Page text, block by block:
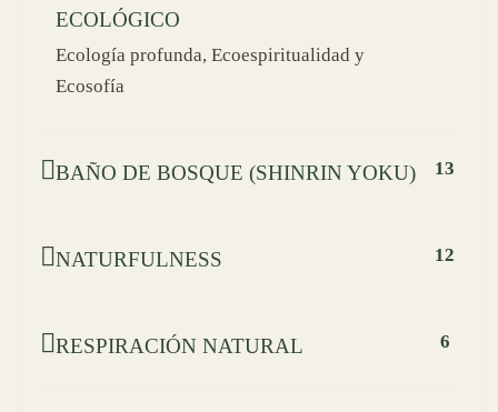
ECOLÓGICO
Ecología profunda, Ecoespiritualidad y
Ecosofía
BAÑO DE BOSQUE (SHINRIN YOKU) 13
NATURFULNESS 12
RESPIRACIÓN NATURAL 6